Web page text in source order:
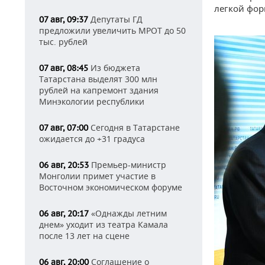
07 авг, 09:37 Депутаты ГД
предложили увеличить МРОТ до 50
тыс. рублей
07 авг, 08:45 Из бюджета
Татарстана выделят 300 млн
рублей на капремонт здания
Минэкологии республики
07 авг, 07:00Сегодня в Татарстане
ожидается до +31 градуса
06 авг, 20:53 Премьер-министр
Монголии примет участие в
Восточном экономическом форуме
06 авг, 20:17 «Однажды летним
днем» уходит из театра Камала
после 13 лет на сцене
06 авг, 20:00Соглашение о
легкой